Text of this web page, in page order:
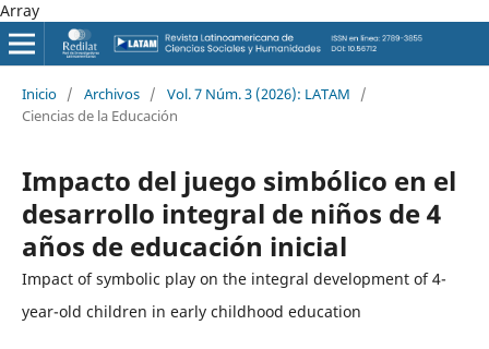
Array
Inicio / Archivos / Vol. 7 Núm. 3 (2026): LATAM
/
Ciencias de la Educación
Impacto del juego simbólico en el
desarrollo integral de niños de 4
años de educación inicial
Impact of symbolic play on the integral development of 4-
year-old children in early childhood education